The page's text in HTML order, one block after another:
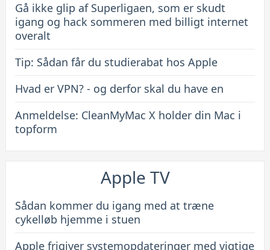
Gå ikke glip af Superligaen, som er skudt
igang og hack sommeren med billigt internet
overalt
Tip: Sådan får du studierabat hos Apple
Hvad er VPN? - og derfor skal du have en
Anmeldelse: CleanMyMac X holder din Mac i
topform
Apple TV
Sådan kommer du igang med at træne
cykelløb hjemme i stuen
Apple frigiver systemopdateringer med vigtige